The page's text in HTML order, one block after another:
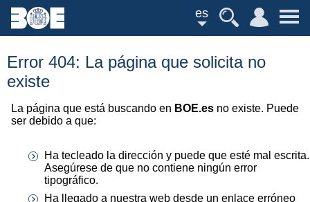
es
Error 404: La página que solicita no
existe
La página que está buscando en BOE.es no existe. Puede
ser debido a que:
Ha tecleado la dirección y puede que esté mal escrita.
Asegúrese de que no contiene ningún error
tipográfico.
Ha llegado a nuestra web desde un enlace erróneo